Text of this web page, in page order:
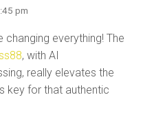
pm
everything! The
, with AI
really elevates the
key for that authentic